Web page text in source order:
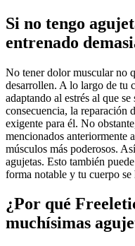
Si no tengo
entrenado
No tener dolor muscular no
desarrollen. A lo largo de tu
adaptando al estrés al que
consecuencia, la reparación
exigente para él. No
mencionados anteriormente
músculos más poderosos.
agujetas. Esto también
forma notable y tu cuerpo se
¿Por qué
muchísimas